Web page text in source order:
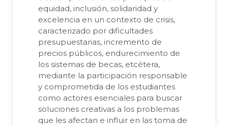
equidad, inclusión, solidaridad y
excelencia en un contexto de crisis,
caracterizado por dificultades
presupuestarias, incremento de
precios públicos, endurecimiento de
los sistemas de becas, etcétera,
mediante la participación responsable
y comprometida de los estudiantes
como actores esenciales para buscar
soluciones creativas a los problemas
que les afectan e influir en las toma de